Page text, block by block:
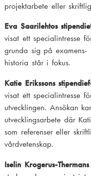
projektarbete eller
Eva Saarilehtos
visat ett specialintresse
grunda sig på examens-
historia står i fokus.
Katie Erikssons
visat ett specialintresse
utvecklingen. Ansökan
utvecklingsarbete där
som referenser eller
vårdvetenskap.
Iselin Krogerus-